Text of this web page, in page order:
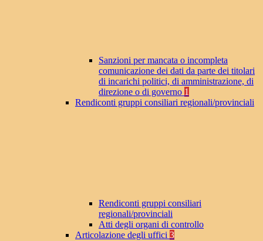
Sanzioni per mancata o incompleta
comunicazione dei dati da parte dei titolari
di incarichi politici, di amministrazione, di
direzione o di governo 1
Rendiconti gruppi consiliari regionali/provinciali
Rendiconti gruppi consiliari
regionali/provinciali
Atti degli organi di controllo
Articolazione degli uffici 3